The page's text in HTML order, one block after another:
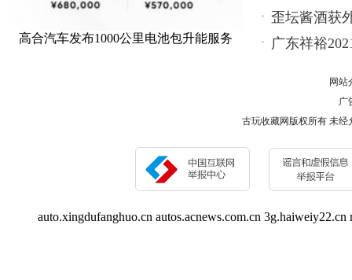
高合汽车发布1000公里电池包升能服务
歪坛酱酒获
广东祥裕
网站
广
古玩收藏网版权所有 未经
auto.xingdufanghuo.cn autos.acnews.com.cn 3g.haiweiy22.cn